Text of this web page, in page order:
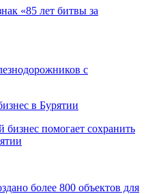
«85 лет битвы за
с
в Бурятии
помогает сохранить
более 800 объектов для